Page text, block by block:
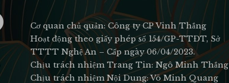
Cơ quan chủ quản: Công ty CP Vinh Thắng
Hoạt động theo giấy phép số 154/GP-TTĐT, Sở
TTTT Nghệ An – Cấp ngày 06/04/2023.
Chịu trách nhiệm Trang Tin: Ngô Minh Thắng
Chịu trách nhiệm Nội Dung: Võ Minh Quang